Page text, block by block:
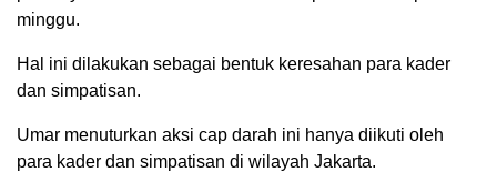
minggu.
Hal ini dilakukan sebagai bentuk keresahan para kader
dan simpatisan.
Umar menuturkan aksi cap darah ini hanya diikuti oleh
para kader dan simpatisan di wilayah Jakarta.